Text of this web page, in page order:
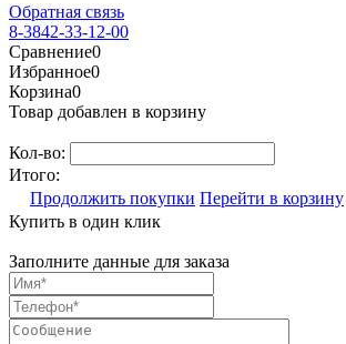
Обратная связь
8-3842-33-12-00
Сравнение0
Избранное0
Корзина0
Товар добавлен в корзину
Кол-во:
Итого:
Продолжить покупки Перейти в корзину
Купить в один клик
Заполните данные для заказа